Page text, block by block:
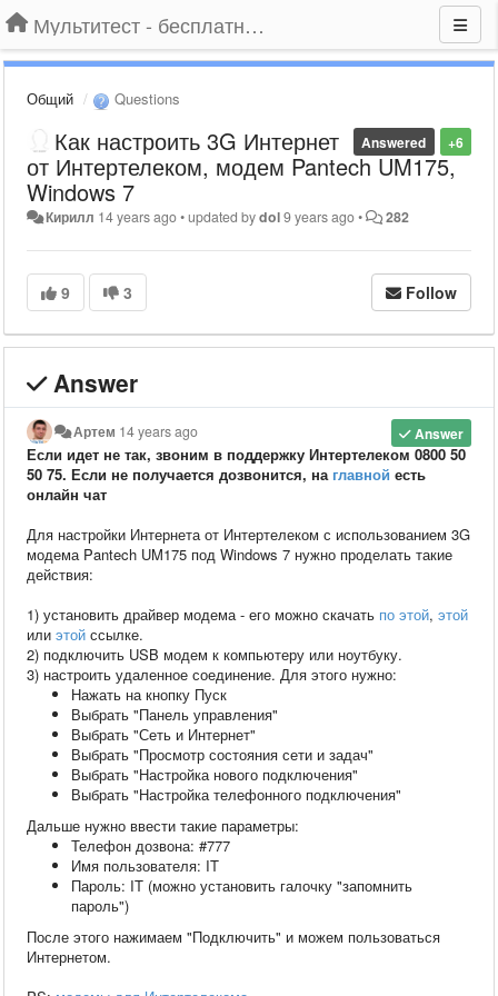
Мультитест - бесплатный подбор провайдера по адресу
Общий Questions
+6
Answered
Как настроить 3G Интернет
от Интертелеком, модем Pantech UM175,
Windows 7
Кирилл 14 years ago•updated bydol9 years ago• 282
9 3 Follow
Answer
Answer
Артем 14 years ago
Если идет не так, звоним в поддержку Интертелеком 0800 50
50 75. Если не получается дозвонится, на главной есть
онлайн чат
Для настройки Интернета от Интертелеком с использованием 3G
модема Pantech UM175 под Windows 7 нужно проделать такие
действия:
1) установить драйвер модема - его можно скачать по этой, этой
или этой ссылке.
2) подключить USB модем к компьютеру или ноутбуку.
3) настроить удаленное соединение. Для этого нужно:
Нажать на кнопку Пуск
Выбрать "Панель управления"
Выбрать "Сеть и Интернет"
Выбрать "Просмотр состояния сети и задач"
Выбрать "Настройка нового подключения"
Выбрать "Настройка телефонного подключения"
Дальше нужно ввести такие параметры:
Телефон дозвона: #777
Имя пользователя: IT
Пароль: IT (можно установить галочку "запомнить
пароль")
После этого нажимаем "Подключить" и можем пользоваться
Интернетом.